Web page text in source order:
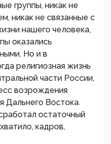
группы, никак не
никак не связанные с
нашего человека,
оказались
Но и в
религиозная жизнь
части России,
возрождения
Дальнего Востока.
остаточный
кадров,